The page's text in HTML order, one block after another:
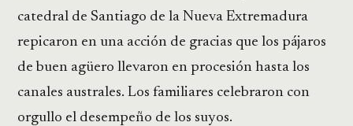
catedral de Santiago de la Nueva Extremadura
repicaron en una acción de gracias que los pájaros
de buen agüero llevaron en procesión hasta los
canales australes. Los familiares celebraron con
orgullo el desempeño de los suyos.